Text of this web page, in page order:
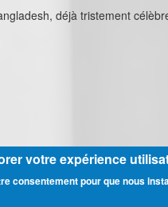
déjà tristement
- Tous les droits
votre expérience
consentement pour que nous